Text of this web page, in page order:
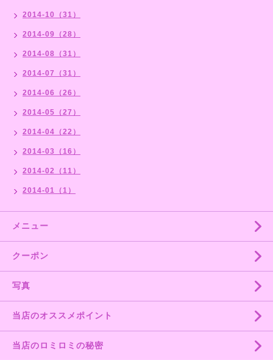
2014-10（31）
2014-09（28）
2014-08（31）
2014-07（31）
2014-06（26）
2014-05（27）
2014-04（22）
2014-03（16）
2014-02（11）
2014-01（1）
メニュー
クーポン
写真
当店のオススメポイント
当店のロミロミの秘密